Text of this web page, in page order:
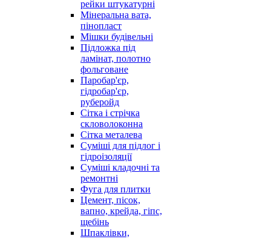
рейки штукатурні
Мінеральна вата,
пінопласт
Мішки будівельні
Підложка під
ламінат, полотно
фольговане
Паробар'єр,
гідробар'єр,
руберойд
Сітка і стрічка
скловолоконна
Сітка металева
Суміші для підлог і
гідроізоляції
Суміші кладочні та
ремонтні
Фуга для плитки
Цемент, пісок,
вапно, крейда, гіпс,
щебінь
Шпаклівки,